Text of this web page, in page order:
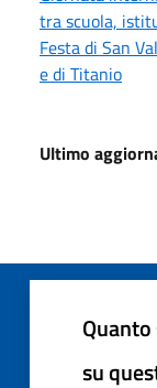
tra scuola,
Festa di San
e di Titanio
Ultimo
su